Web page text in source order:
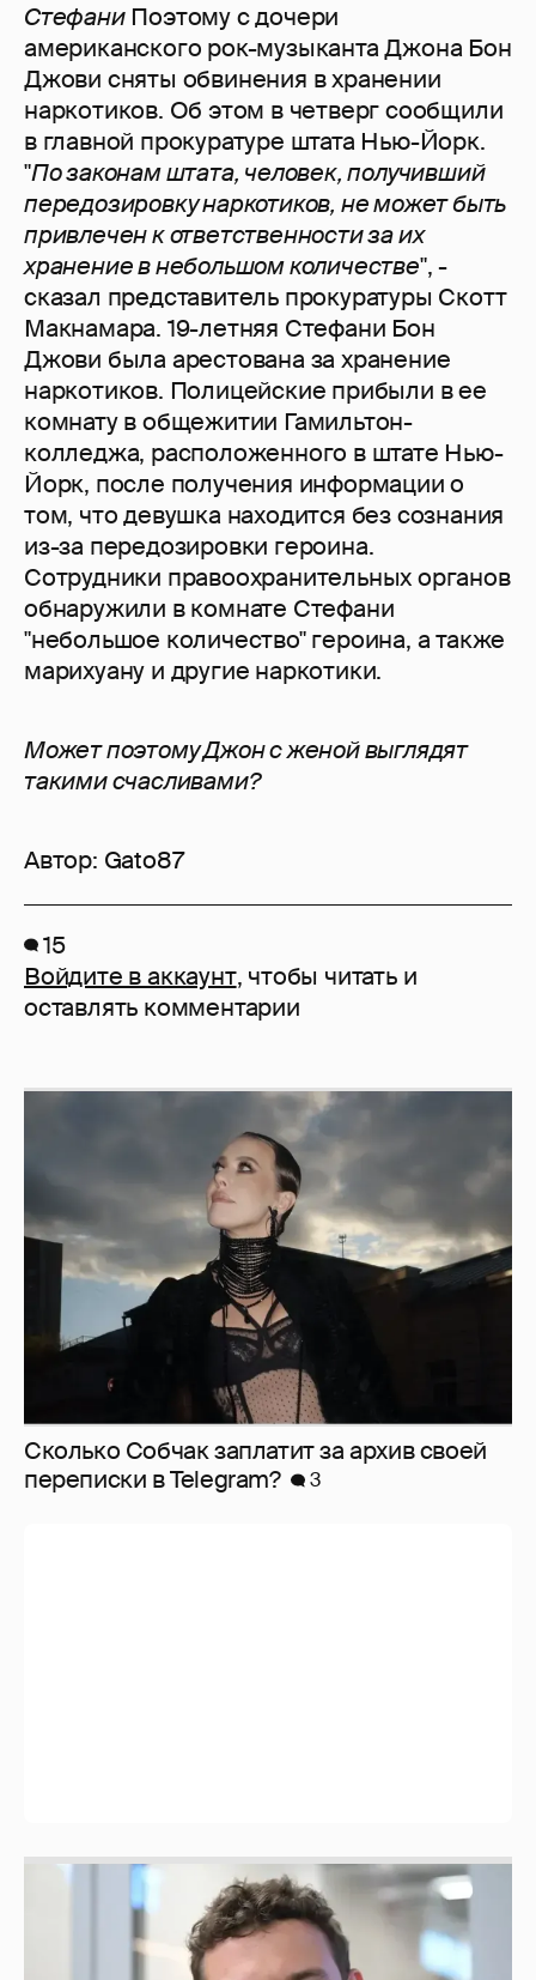
СтефаниПоэтому с дочери
американского рок-музыканта Джона Бон
Джови сняты обвинения в хранении
наркотиков. Об этом в четверг сообщили
в главной прокуратуре штата Нью-Йорк.
"По законам штата, человек, получивший
передозировку наркотиков, не может быть
привлечен к ответственности за их
хранение в небольшом количестве", -
сказал представитель прокуратуры Скотт
Макнамара. 19-летняя Стефани Бон
Джови была арестована за хранение
наркотиков. Полицейские прибыли в ее
комнату в общежитии Гамильтон-
колледжа, расположенного в штате Нью-
Йорк, после получения информации о
том, что девушка находится без сознания
из-за передозировки героина.
Сотрудники правоохранительных органов
обнаружили в комнате Стефани
"небольшое количество" героина, а также
марихуану и другие наркотики.
Может поэтому Джон с женой выглядят
такими счасливами?
Автор: Gato87
15
Войдите в аккаунт, чтобы читать и
оставлять комментарии
Сколько Собчак заплатит за архив своей
перeписки в Telegram?
3
Никита Кологривый высказался насчёт